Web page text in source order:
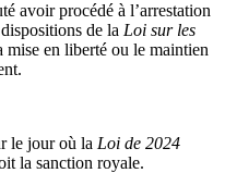
avoir procédé à l’arrestation
de la Loi sur les
mise en liberté ou le maintien
le jour où la Loi de 2024
la sanction royale.